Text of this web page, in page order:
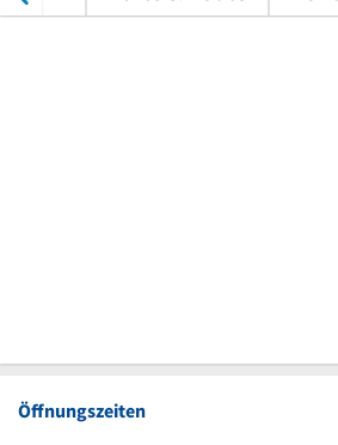
Öffnungszeiten